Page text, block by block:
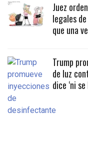
Juez
legales
que una
Trump
de luz
dice ‘ni